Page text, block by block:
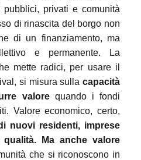
privati e comunità
di rinascita del borgo non
di un finanziamento, ma
e permanente. La
mette radici, per usare il
si misura sulla capacità
valore quando i fondi
Valore economico, certo,
nuovi residenti, imprese
Ma anche valore
che si riconoscono in